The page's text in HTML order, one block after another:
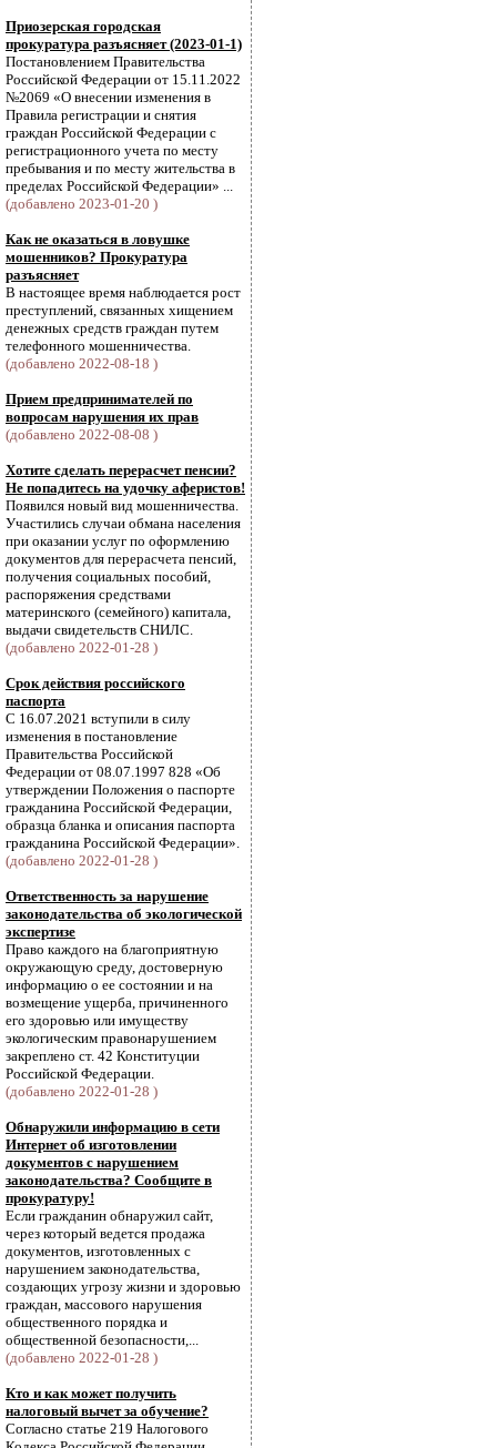
Приозерская городская
прокуратура разъясняет (2023-01-1)
Постановлением Правительства
Российской Федерации от 15.11.2022
№2069 «О внесении изменения в
Правила регистрации и снятия
граждан Российской Федерации с
регистрационного учета по месту
пребывания и по месту жительства в
пределах Российской Федерации» ...
(добавлено 2023-01-20 )
Как не оказаться в ловушке
мошенников? Прокуратура
разъясняет
В настоящее время наблюдается рост
преступлений, связанных хищением
денежных средств граждан путем
телефонного мошенничества.
(добавлено 2022-08-18 )
Прием предпринимателей по
вопросам нарушения их прав
(добавлено 2022-08-08 )
Хотите сделать перерасчет пенсии?
Не попадитесь на удочку аферистов!
Появился новый вид мошенничества.
Участились случаи обмана населения
при оказании услуг по оформлению
документов для перерасчета пенсий,
получения социальных пособий,
распоряжения средствами
материнского (семейного) капитала,
выдачи свидетельств СНИЛС.
(добавлено 2022-01-28 )
Срок действия российского
паспорта
С 16.07.2021 вступили в силу
изменения в постановление
Правительства Российской
Федерации от 08.07.1997 828 «Об
утверждении Положения о паспорте
гражданина Российской Федерации,
образца бланка и описания паспорта
гражданина Российской Федерации».
(добавлено 2022-01-28 )
Ответственность за нарушение
законодательства об экологической
экспертизе
Право каждого на благоприятную
окружающую среду, достоверную
информацию о ее состоянии и на
возмещение ущерба, причиненного
его здоровью или имуществу
экологическим правонарушением
закреплено ст. 42 Конституции
Российской Федерации.
(добавлено 2022-01-28 )
Обнаружили информацию в сети
Интернет об изготовлении
документов с нарушением
законодательства? Сообщите в
прокуратуру!
Если гражданин обнаружил сайт,
через который ведется продажа
документов, изготовленных с
нарушением законодательства,
создающих угрозу жизни и здоровью
граждан, массового нарушения
общественного порядка и
общественной безопасности,...
(добавлено 2022-01-28 )
Кто и как может получить
налоговый вычет за обучение?
Согласно статье 219 Налогового